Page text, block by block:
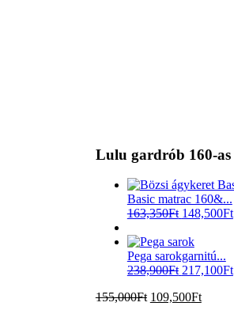
Lulu gardrób 160-as
Basic matrac 160&...
163,350Ft 148,500Ft
Pega sarokgarnitú...
238,900Ft 217,100Ft
155,000Ft 109,500Ft